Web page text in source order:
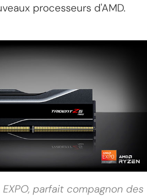
processeurs d'AMD.
parfait compagnon des